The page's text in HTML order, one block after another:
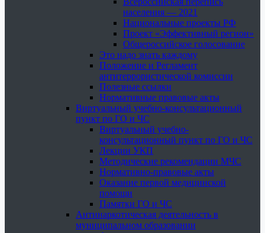
населения — 2021
Национальные проекты РФ
Проект «Эффективный регион»
Общероссийское голосование
Это надо знать каждому
Положение и Регламент
антитеррористической комиссии
Полезные ссылки
Нормативные правовые акты
Виртуальный учебно-консультационный
пункт по ГО и ЧС
Виртуальный учебно-
консультационный пункт по ГО и ЧС
Лекции УКП
Методические рекомендации МЧС
Нормативно-правовые акты
Оказание первой медицинской
помощи
Памятки ГО и ЧС
Антинаркотическая деятельность в
муниципальном образовании